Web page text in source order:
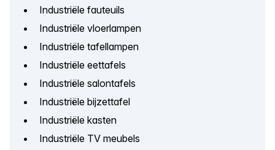
Industriële fauteuils
Industriële vloerlampen
Industriële tafellampen
Industriële eettafels
Industriële salontafels
Industriële bijzettafel
Industriële kasten
Industriële TV meubels